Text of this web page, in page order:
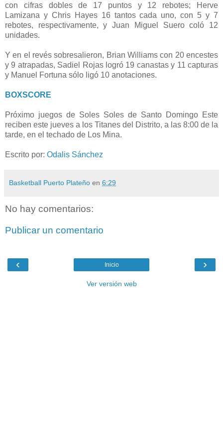
con cifras dobles de 17 puntos y 12 rebotes; Herve
Lamizana y Chris Hayes 16 tantos cada uno, con 5 y 7
rebotes, respectivamente, y Juan Miguel Suero coló 12
unidades.
Y en el revés sobresalieron, Brian Williams con 20 encestes
y 9 atrapadas, Sadiel Rojas logró 19 canastas y 11 capturas
y Manuel Fortuna sólo ligó 10 anotaciones.
BOXSCORE
Próximo juegos de Soles Soles de Santo Domingo Este
reciben este jueves a los Titanes del Distrito, a las 8:00 de la
tarde, en el techado de Los Mina.
Escrito por: Odalis Sánchez
Basketball Puerto Plateño en 6:29
No hay comentarios:
Publicar un comentario
‹ ›
Inicio
Ver versión web